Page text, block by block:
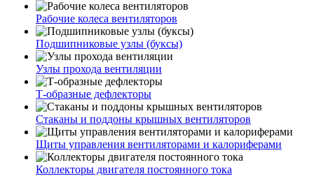
Рабочие колеса вентиляторов
Подшипниковые узлы (буксы)
Узлы прохода вентиляции
Т-образные дефлекторы
Стаканы и поддоны крышных вентиляторов
Щиты управления вентиляторами и калориферами
Коллекторы двигателя постоянного тока